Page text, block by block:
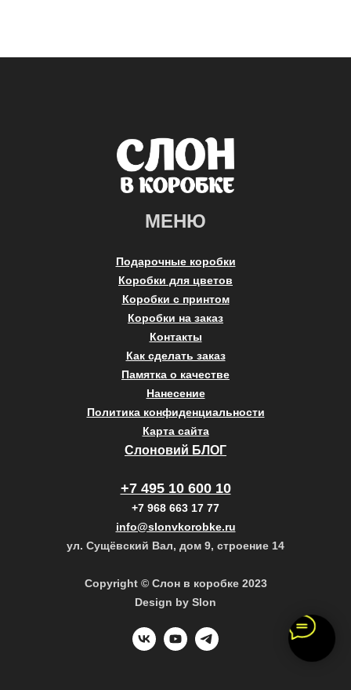
МЕНЮ
Подарочные коробки
Коробки для цветов
Коробки с принтом
Коробки на заказ
Контакты
Как сделать заказ
Памятка о качестве
Нанесение
Политика конфиденциальности
Карта сайта
Слоновий БЛОГ
+7 495 10 600 10
+7 968 663 17 77
info@slonvkorobke.ru
ул. Сущёвский Вал, дом 9, строение 14
Copyright © Слон в коробке 2023
Design by Slon